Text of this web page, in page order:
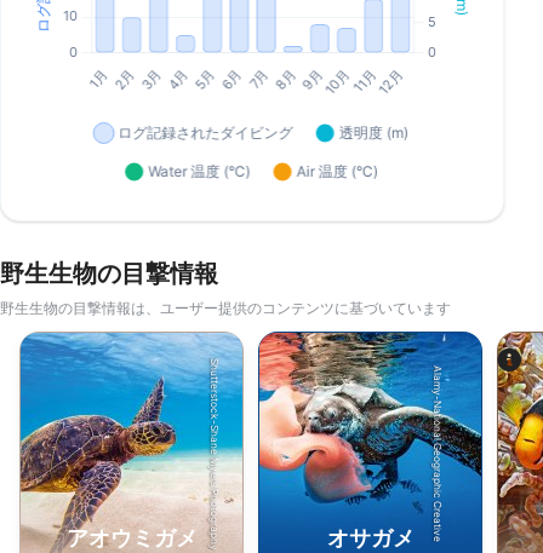
野生生物の目撃情報
野生生物の目撃情報は、ユーザー提供のコンテンツに基づいています
Shutterstock-Shane Myers Photography
アオウミガメ Alamy-National Geographic Creative
オサガメ